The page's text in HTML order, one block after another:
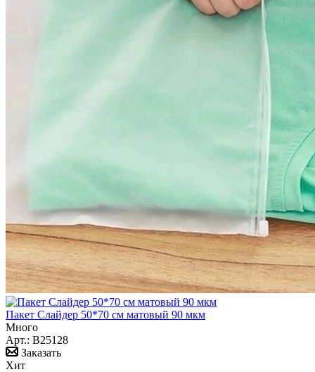
Пакет Слайдер 50*70 см матовый 90 мкм
Много
Арт.: B25128
Заказать
Хит